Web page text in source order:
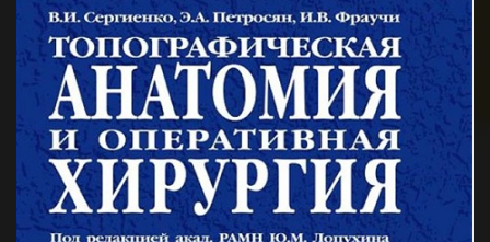
и профилактики меланомы...